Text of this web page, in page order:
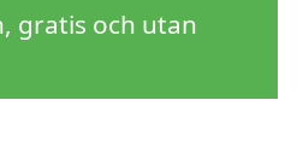
gratis och utan